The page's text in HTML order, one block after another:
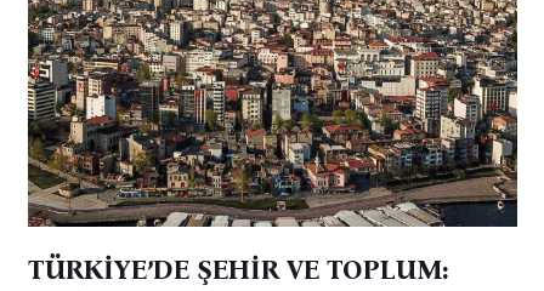
TÜRKİYE’DE ŞEHİR VE TOPLUM: